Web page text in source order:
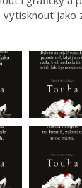
jako